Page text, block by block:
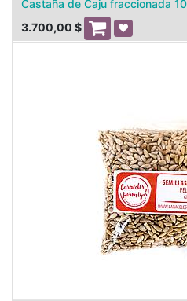
Castaña de Caju fraccionada
3.700,00 $